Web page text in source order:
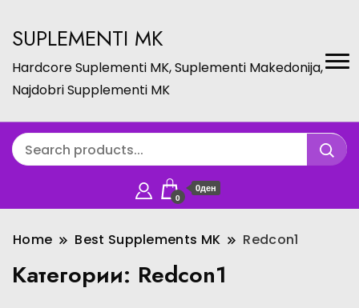
SUPLEMENTI MK
Hardcore Suplementi MK, Suplementi Makedonija,
Najdobri Supplementi MK
0
0ден
Home Best Supplements MK Redcon1
Категории: Redcon1